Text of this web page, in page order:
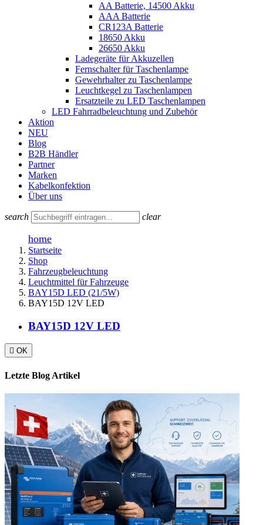
AA Batterie, 14500 Akku
AAA Batterie
CR123A Batterie
18650 Akku
26650 Akku
Ladegeräte für Akkuzellen
Fernschalter für Taschenlampe
Gewehrhalter zu Taschenlampe
Leuchtkegel zu Taschenlampen
Ersatzteile zu LED Taschenlampen
LED Fahrradbeleuchtung und Zubehör
Aktion
NEU
Blog
B2B Händler
Partner
Marken
Kabelkonfektion
Über uns
search clear
home
Startseite
Shop
Fahrzeugbeleuchtung
Leuchtmittel für Fahrzeuge
BAY15D LED (21/5W)
BAY15D 12V LED
BAY15D 12V LED
 OK
Letzte Blog Artikel